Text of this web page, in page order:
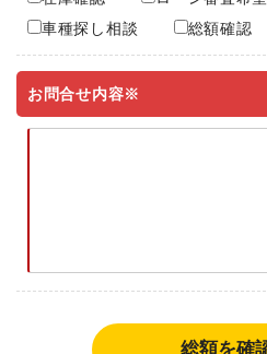
車種探し相談
総額確認
お問合せ内容※